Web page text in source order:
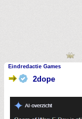
Eindredactie Games
2dope